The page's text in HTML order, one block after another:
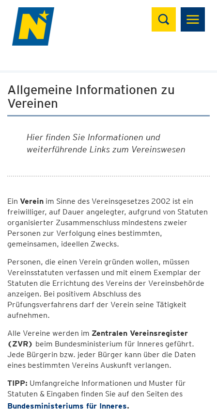
Suchen
Allgemeine Informationen zu
Vereinen
Hier finden Sie Informationen und
weiterführende Links zum Vereinswesen
Ein Verein im Sinne des Vereinsgesetzes 2002 ist ein
freiwilliger, auf Dauer angelegter, aufgrund von Statuten
organisierter Zusammenschluss mindestens zweier
Personen zur Verfolgung eines bestimmten,
gemeinsamen, ideellen Zwecks.
Personen, die einen Verein gründen wollen, müssen
Vereinsstatuten verfassen und mit einem Exemplar der
Statuten die Errichtung des Vereins der Vereinsbehörde
anzeigen. Bei positivem Abschluss des
Prüfungsverfahrens darf der Verein seine Tätigkeit
aufnehmen.
Alle Vereine werden im Zentralen Vereinsregister
(ZVR) beim Bundesministerium für Inneres geführt.
Jede Bürgerin bzw. jeder Bürger kann über die Daten
eines bestimmten Vereins Auskunft verlangen.
TIPP: Umfangreiche Informationen und Muster für
Statuten & Eingaben finden Sie auf den Seiten des
Bundesministeriums für Inneres.